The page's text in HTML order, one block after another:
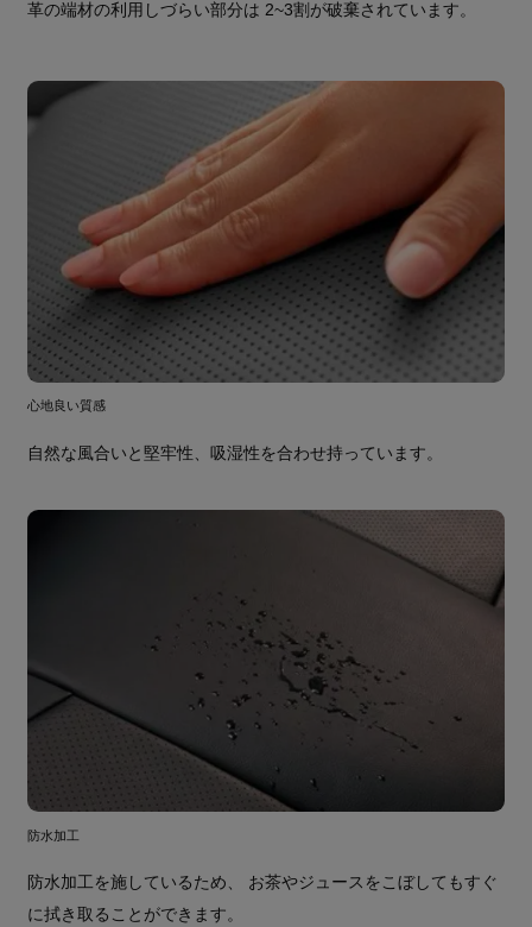
革の端材の利用しづらい部分は 2~3割が破棄されています。
心地良い質感
自然な風合いと堅牢性、吸湿性を合わせ持っています。
防水加工
防水加工を施しているため、 お茶やジュースをこぼしてもすぐ
に拭き取ることができます。